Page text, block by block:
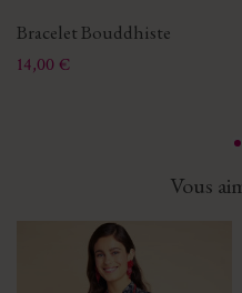
Bracelet Bouddhiste
Prix
14,00 €
Vous